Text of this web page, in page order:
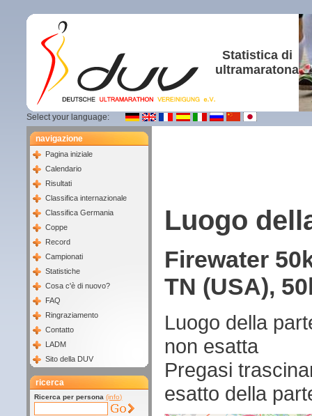
Statistica di
ultramaratona
Select your language:
navigazione
Pagina iniziale
Calendario
Risultati
Classifica internazionale
Classifica Germania
Coppe
Record
Campionati
Statistiche
Cosa c'è di nuovo?
FAQ
Ringraziamento
Contatto
LADM
Sito della DUV
ricerca
Ricerca per persona (info)
Luogo
Firewater
TN (USA),
Luogo della
non esatta
Pregasi
esatto della